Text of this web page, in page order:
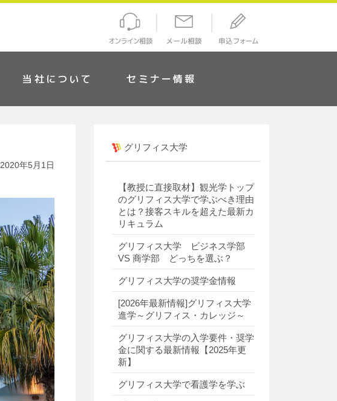
当社について セミナー情報
2020年5月1日
グリフィス大学
【教授に直接取材】観光学トップ
のグリフィス大学で学ぶべき理由
とは？接客スキルを超えた最新カ
リキュラム
グリフィス大学 ビジネス学部
VS 商学部 どっちを選ぶ？
グリフィス大学の奨学金情報
[2026年最新情報]グリフィス大学
進学～グリフィス・カレッジ～
グリフィス大学の入学要件・奨学
金に関する最新情報【2025年更
新】
グリフィス大学で看護学を学ぶ